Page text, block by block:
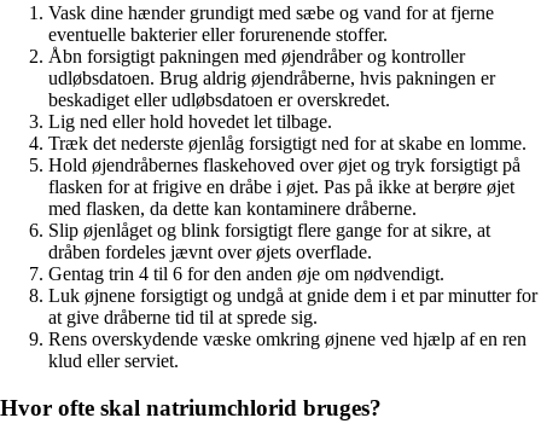
Vask dine hænder grundigt med sæbe og vand for at fjerne
eventuelle bakterier eller forurenende stoffer.
Åbn forsigtigt pakningen med øjendråber og kontroller
udløbsdatoen. Brug aldrig øjendråberne, hvis pakningen er
beskadiget eller udløbsdatoen er overskredet.
Lig ned eller hold hovedet let tilbage.
Træk det nederste øjenlåg forsigtigt ned for at skabe en lomme.
Hold øjendråbernes flaskehoved over øjet og tryk forsigtigt på
flasken for at frigive en dråbe i øjet. Pas på ikke at berøre øjet
med flasken, da dette kan kontaminere dråberne.
Slip øjenlåget og blink forsigtigt flere gange for at sikre, at
dråben fordeles jævnt over øjets overflade.
Gentag trin 4 til 6 for den anden øje om nødvendigt.
Luk øjnene forsigtigt og undgå at gnide dem i et par minutter for
at give dråberne tid til at sprede sig.
Rens overskydende væske omkring øjnene ved hjælp af en ren
klud eller serviet.
Hvor ofte skal natriumchlorid bruges?